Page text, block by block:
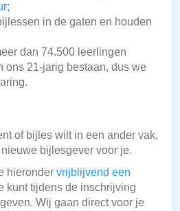
in de gaten en houden
dan 74.500 leerlingen
ons 21-jarig bestaan, dus we
of bijles wilt in een ander vak,
bijlesgever voor je.
hieronder vrijblijvend een
kunt tijdens de inschrijving
Wij gaan direct voor je